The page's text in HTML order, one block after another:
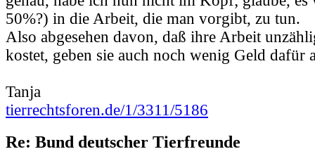
50%?) in die Arbeit, die man vorgibt, zu tun.
Also abgesehen davon, daß ihre Arbeit
kostet, geben sie auch noch wenig Geld dafür
Tanja
tierrechtsforen.de/1/3311/5186
Re: Bund deutscher Tierfreunde